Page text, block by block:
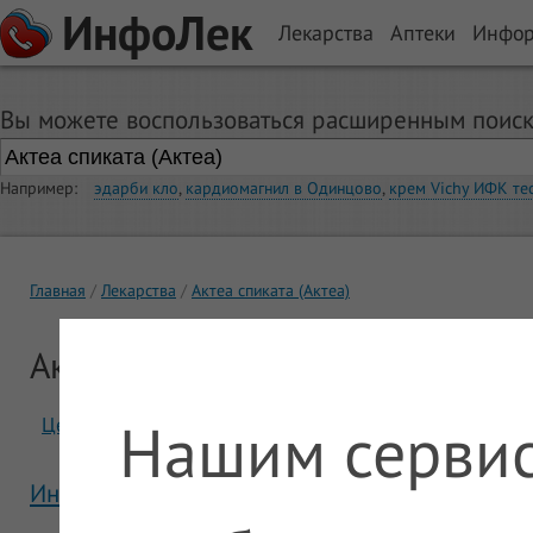
ИнфоЛек Лекарства Аптеки
Вы можете воспользоваться расширенным
Например: эдарби кло, кардиомагнил в Одинцово, крем Vichy ИФК
Главная Лекарства Актеа спиката (Актеа)
Актеа спиката (Актеа)
Цены Отзывы
Инструкция Актеа спиката (Актеа)
Нашим